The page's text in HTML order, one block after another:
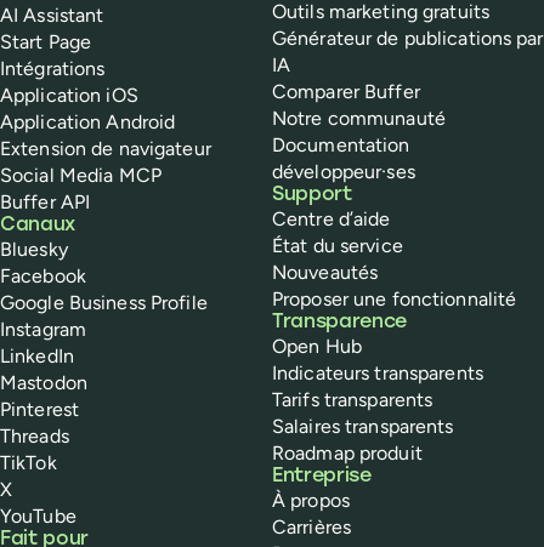
AI Assistant
Start Page
Intégrations
Application iOS
Application Android
Extension de navigateur
Social Media MCP
Buffer API
Canaux
Bluesky
Facebook
Google Business Profile
Instagram
LinkedIn
Mastodon
Pinterest
Threads
TikTok
X
YouTube
Fait pour
Outils marketing gratuits
Générateur de publications par
IA
Comparer Buffer
Notre communauté
Documentation
développeur·ses
Support
Centre d’aide
État du service
Nouveautés
Proposer une fonctionnalité
Transparence
Open Hub
Indicateurs transparents
Tarifs transparents
Salaires transparents
Roadmap produit
Entreprise
À propos
Carrières